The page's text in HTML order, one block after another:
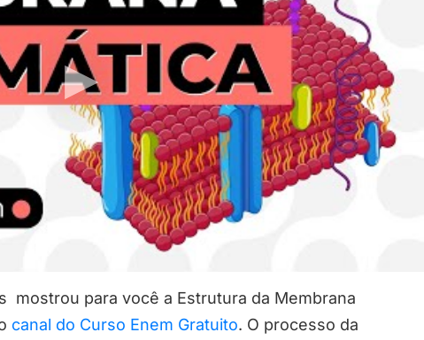
mostrou para você a Estrutura da Membrana
canal do Curso Enem Gratuito. O processo da